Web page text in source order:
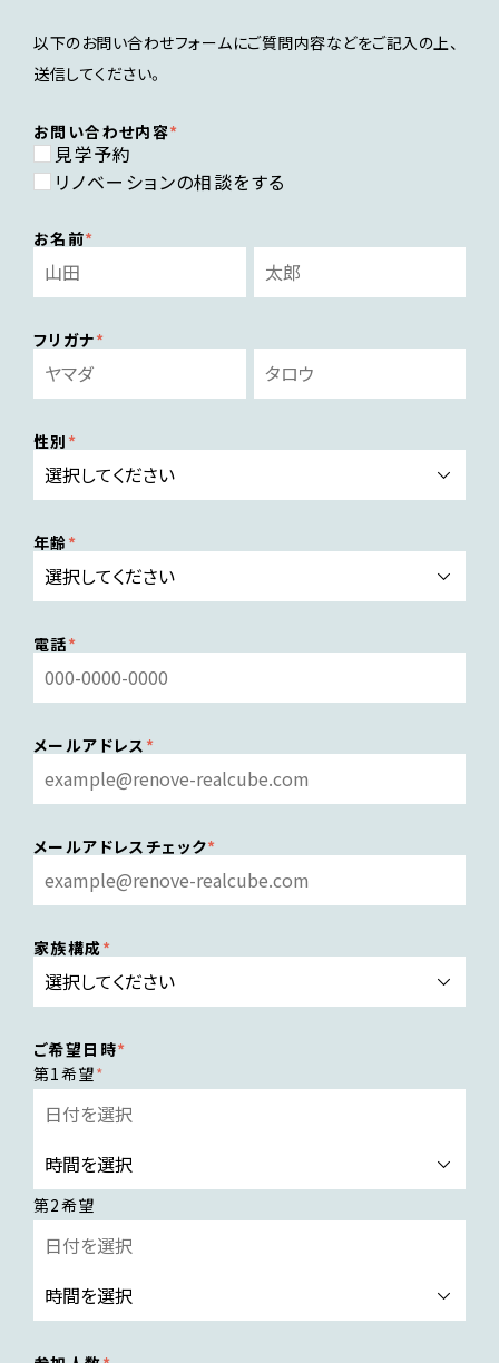
以下のお問い合わせフォームにご質問内容などをご記入の上、
送信してください。
お問い合わせ内容
見学予約
リノベーションの相談をする
お名前
フリガナ
性別
年齢
電話
メールアドレス
メールアドレスチェック
家族構成
ご希望日時
第1希望
第2希望